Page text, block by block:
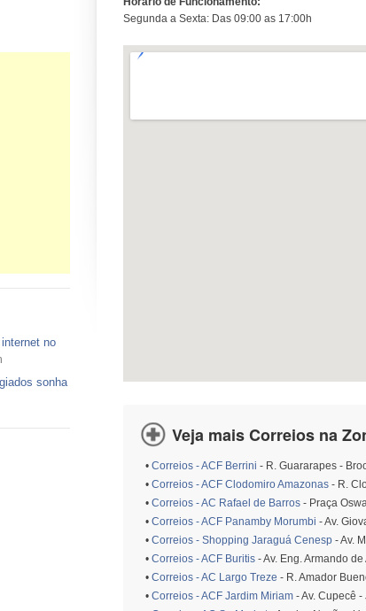
no
sonha
de
Segunda a Sexta: Das 09:00 as 17:00h
Veja mais Correios na
• Correios - ACF Berrini - R. Guararapes -
• Correios - ACF Clodomiro Amazonas - R.
• Correios - AC Rafael de Barros - Praça
• Correios - ACF Panamby Morumbi - Av.
• Correios - Shopping Jaraguá Cenesp - Av.
• Correios - ACF Buritis - Av. Eng. Armando
• Correios - AC Largo Treze - R. Amador
• Correios - ACF Jardim Miriam - Av. Cupecê